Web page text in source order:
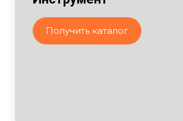
Получить каталог